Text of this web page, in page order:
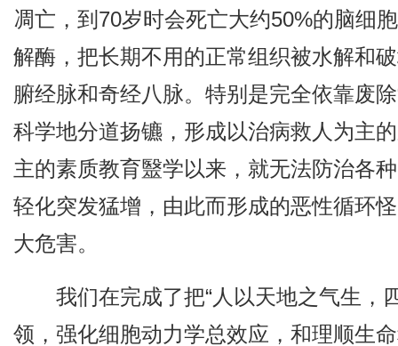
凋亡，到70岁时会死亡大约50%的脑细
解酶，把长期不用的正常组织被水解和
腑经脉和奇经八脉。特别是完全依靠废
科学地分道扬镳，形成以治病救人为主
主的素质教育毉学以来，就无法防治各
轻化突发猛增，由此而形成的恶性循环
大危害。
我们在完成了把“人以天地之气生，
领，强化细胞动力学总效应，和理顺生